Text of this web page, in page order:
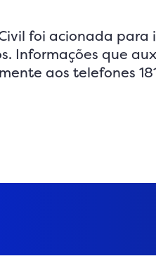
foi acionada
Informações que
aos telefones